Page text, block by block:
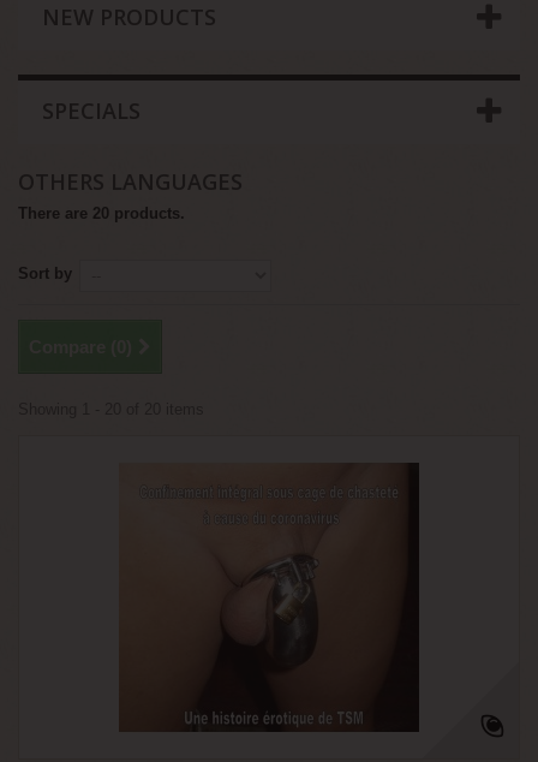
NEW PRODUCTS
SPECIALS
OTHERS LANGUAGES
There are 20 products.
Sort by